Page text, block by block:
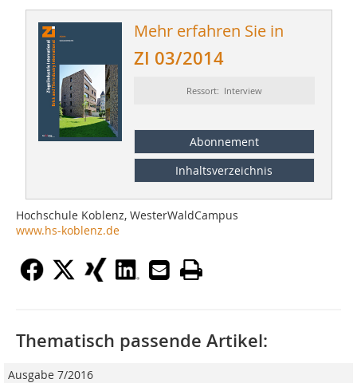
Mehr erfahren Sie in
ZI 03/2014
Ressort: Interview
Abonnement
Inhaltsverzeichnis
Hochschule Koblenz, WesterWaldCampus
www.hs-koblenz.de
Thematisch passende Artikel:
Ausgabe 7/2016